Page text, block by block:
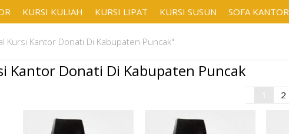
KURSI KULIAH KURSI LIPAT KURSI SUSUN SOFA KANTOR
Kursi Kantor Donati Di Kabupaten Puncak"
Kantor Donati Di Kabupaten Puncak
2